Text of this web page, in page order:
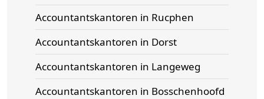
Accountantskantoren in Rucphen
Accountantskantoren in Dorst
Accountantskantoren in Langeweg
Accountantskantoren in Bosschenhoofd